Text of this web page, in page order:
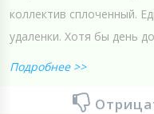
коллектив сплоченный.
удаленки. Хотя бы день
Подробнее >>